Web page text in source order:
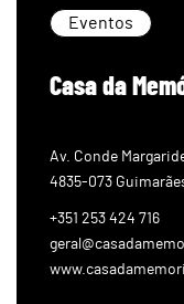
Eventos
Casa da
Av. Conde
4835-073
+351 253 424 716